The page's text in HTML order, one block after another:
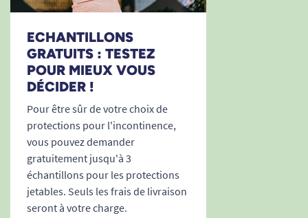
de la vie, consultez notre guide conseil :
Voir tous les produits pour m'aider à gérer mes
problèmes d'incontinence.
ECHANTILLONS
GRATUITS : TESTEZ
POUR MIEUX VOUS
DÉCIDER !
Pour être sûr de votre choix de
protections pour l'incontinence,
vous pouvez demander
gratuitement jusqu'à 3
échantillons pour les protections
jetables. Seuls les frais de livraison
seront à votre charge.